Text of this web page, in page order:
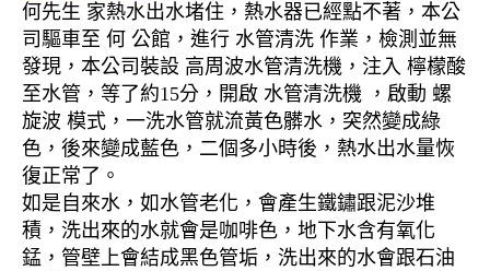
何先生 家熱水出水堵住，熱水器已經點不著，本公
司驅車至 何 公館，進行 水管清洗 作業，檢測並無
發現，本公司裝設 高周波水管清洗機，注入 檸檬酸
至水管，等了約15分，開啟 水管清洗機 ，啟動 螺
旋波 模式，一洗水管就流黃色髒水，突然變成綠
色，後來變成藍色，二個多小時後，熱水出水量恢
復正常了。
如是自來水，如水管老化，會產生鐵鏽跟泥沙堆
積，洗出來的水就會是咖啡色，地下水含有氧化
錳，管壁上會結成黑色管垢，洗出來的水會跟石油